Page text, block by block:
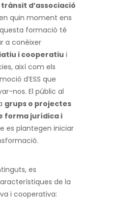
trànsit d’associació
quin moment ens
formació té
a conèixer
i cooperatiu i
així com els
d’ESS que
nos. El públic al
grups o projectes
forma jurídica i
es plantegen iniciar
es
de la
i cooperativa: